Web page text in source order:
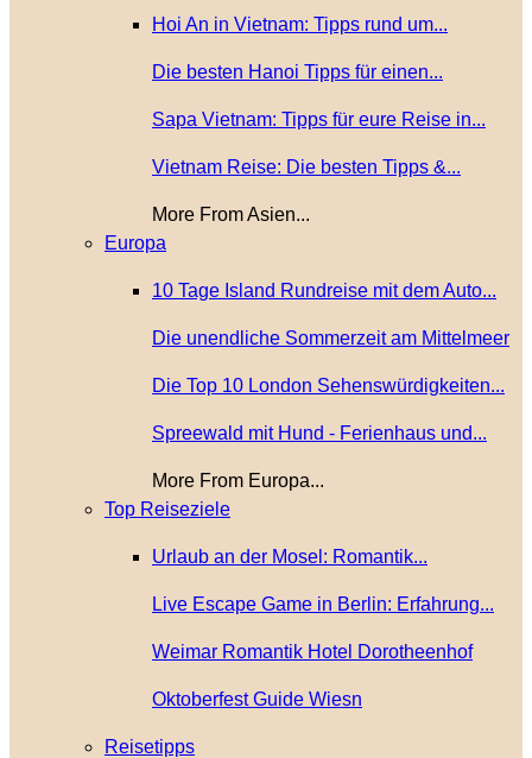
Hoi An in Vietnam: Tipps rund um...
Die besten Hanoi Tipps für einen...
Sapa Vietnam: Tipps für eure Reise in...
Vietnam Reise: Die besten Tipps &...
More From Asien...
Europa
10 Tage Island Rundreise mit dem Auto...
Die unendliche Sommerzeit am Mittelmeer
Die Top 10 London Sehenswürdigkeiten...
Spreewald mit Hund - Ferienhaus und...
More From Europa...
Top Reiseziele
Urlaub an der Mosel: Romantik...
Live Escape Game in Berlin: Erfahrung...
Weimar Romantik Hotel Dorotheenhof
Oktoberfest Guide Wiesn
Reisetipps